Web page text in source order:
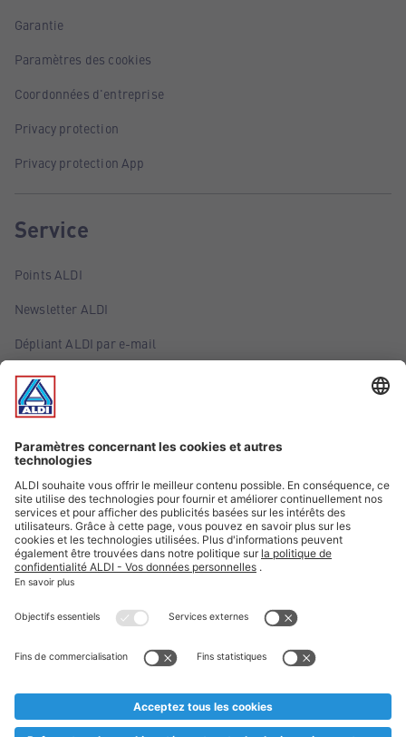
Garantie
Paramètres des cookies
Coordonnées d'entreprise
Privacy protection
Privacy protection App
Service
Points ALDI
Newsletter ALDI
Dépliant ALDI par e-mail
Offres
Infos essentielles
Suivez ALDI Belgique
Textes marqués d'un astérisque et mentions légales
* Nous vendons ces articles temporairement et jusqu'à
au cas où, malgré le planning bien étudié, nous serions
prématurément en rupture de stock. Prix Recupel et TVA incl.
** Sur ce site, l’utilisation de la forme masculine a été adoptée